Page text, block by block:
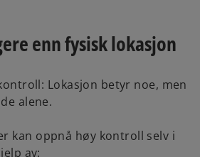
enn fysisk lokasjon
Lokasjon betyr noe, men
alene.
kan oppnå høy kontroll selv i
av: